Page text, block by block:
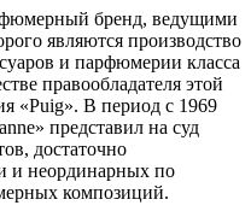
бренд, ведущими
являются производство
и парфюмерии класса
правообладателя этой
«Puig». В период с 1969
представил на суд
достаточно
и неординарных по
композиций.